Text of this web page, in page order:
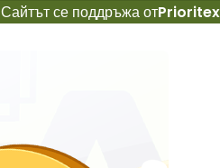
Сайтът се поддръжа отPrioritex